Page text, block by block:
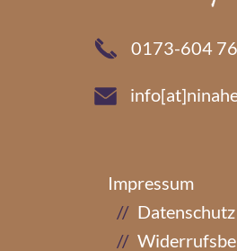
0173-604
Impressum
Datenschutz